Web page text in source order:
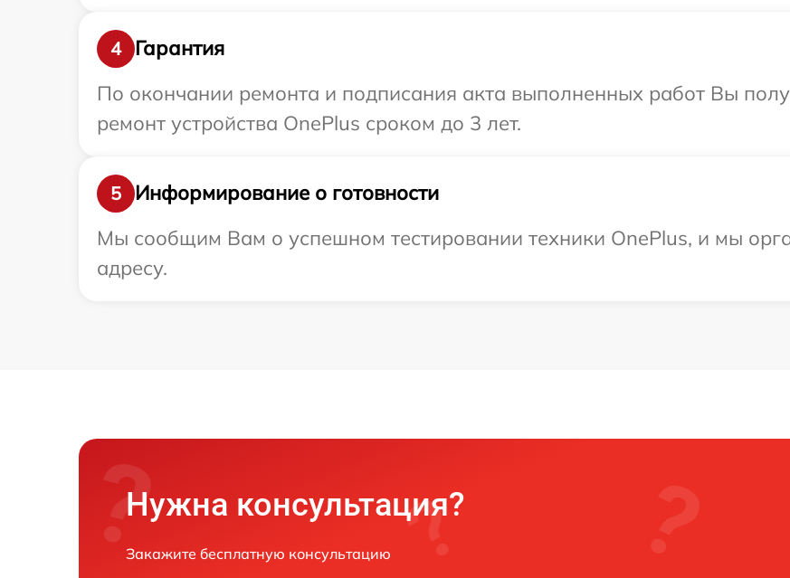
4
Гарантия
По окончании ремонта и подписания акта выполненных работ Вы
ремонт устройства OnePlus сроком до 3 лет.
5
Информирование о готовности
Мы сообщим Вам о успешном тестировании техники OnePlus, и мы
адресу.
Нужна консультация?
Закажите бесплатную консультацию